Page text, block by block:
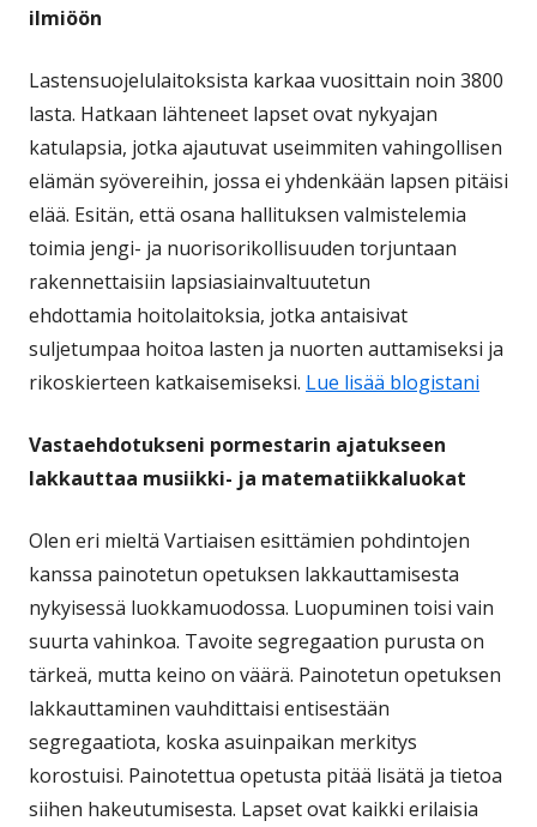
ilmiöön
Lastensuojelulaitoksista karkaa vuosittain noin 3800
lasta. Hatkaan lähteneet lapset ovat nykyajan
katulapsia, jotka ajautuvat useimmiten vahingollisen
elämän syövereihin, jossa ei yhdenkään lapsen pitäisi
elää. Esitän, että osana hallituksen valmistelemia
toimia jengi- ja nuorisorikollisuuden torjuntaan
rakennettaisiin lapsiasiainvaltuutetun
ehdottamia hoitolaitoksia, jotka antaisivat
suljetumpaa hoitoa lasten ja nuorten auttamiseksi ja
rikoskierteen katkaisemiseksi. Lue lisää blogistani
Vastaehdotukseni pormestarin ajatukseen
lakkauttaa musiikki- ja matematiikkaluokat
Olen eri mieltä Vartiaisen esittämien pohdintojen
kanssa painotetun opetuksen lakkauttamisesta
nykyisessä luokkamuodossa. Luopuminen toisi vain
suurta vahinkoa. Tavoite segregaation purusta on
tärkeä, mutta keino on väärä. Painotetun opetuksen
lakkauttaminen vauhdittaisi entisestään
segregaatiota, koska asuinpaikan merkitys
korostuisi. Painotettua opetusta pitää lisätä ja tietoa
siihen hakeutumisesta. Lapset ovat kaikki erilaisia